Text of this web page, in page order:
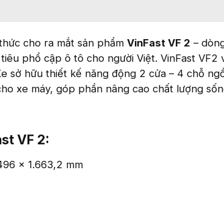
cho ra mắt sản phẩm VinFast VF 2 –
phổ cập ô tô cho người Việt. VinFast VF2
sở hữu thiết kế năng động 2 cửa – 4 chỗ
xe máy, góp phần nâng cao chất lượng
VF 2:​
x 1.663,2 mm